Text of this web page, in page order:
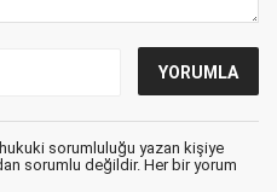
hukuki sorumluluğu yazan kişiye
sorumlu değildir. Her bir yorum